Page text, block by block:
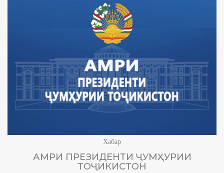
Хабар
АМРИ ПРЕЗИДЕНТИ ҶУМҲУРИИ
ТОҶИКИСТОН